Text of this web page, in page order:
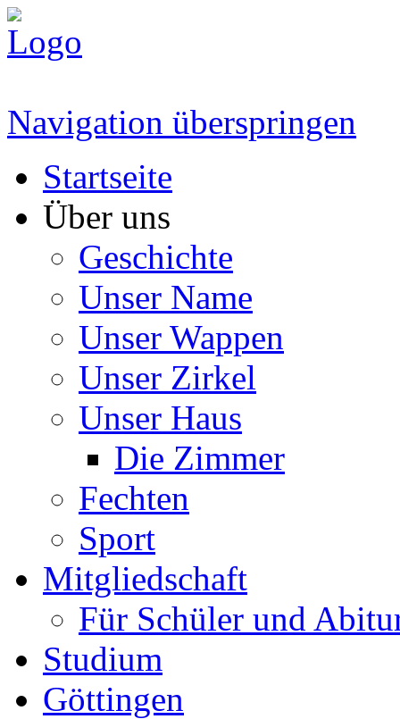
Navigation überspringen
Startseite
Über uns
Geschichte
Unser Name
Unser Wappen
Unser Zirkel
Unser Haus
Die Zimmer
Fechten
Sport
Mitgliedschaft
Für Schüler und
Studium
Göttingen